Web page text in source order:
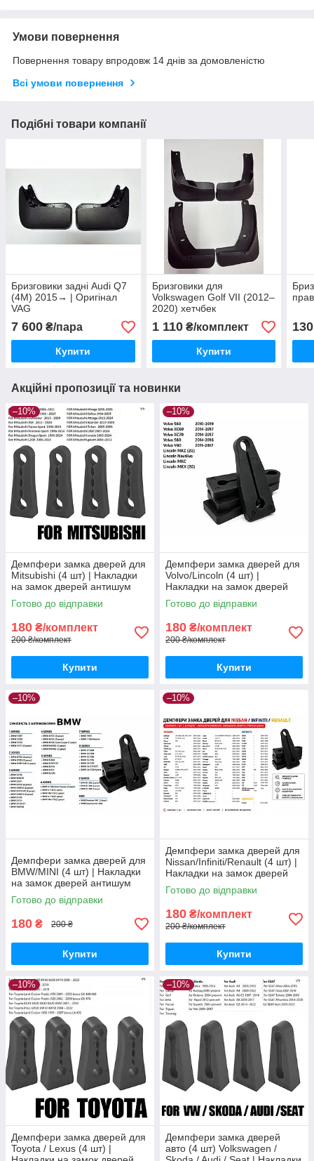
Умови повернення
Повернення товару впродовж 14 днів за домовленістю
Всі умови повернення
Подібні товари компанії
Бризговики задні Audi Q7
(4M) 2015→ | Оригінал
VAG
7 600 ₴/пара
Купити
Бризговики для
Volkswagen Golf VII (2012–
2020) хетчбек
1 110₴/комплект
Купити
130
Акційні пропозиції та новинки
–10%
Демпфери замка дверей для
Mitsubishi (4 шт) | Накладки
на замок дверей антишум
Готово до відправки
180 ₴/комплект
200 ₴/комплект
Купити
–10%
Демпфери замка дверей для
Volvo/Lincoln (4 шт) |
Накладки на замок дверей
антишум
Готово до відправки
180 ₴/комплект
200 ₴/комплект
Купити
–10%
Демпфери замка дверей для
BMW/MINI (4 шт) | Накладки
на замок дверей антишум
Готово до відправки
180 ₴ 200 ₴
Купити
–10%
Демпфери замка дверей для
Nissan/Infiniti/Renault (4 шт) |
Накладки на замок дверей
антишум
Готово до відправки
180 ₴/комплект
200 ₴/комплект
Купити
–10%
Демпфери замка дверей для
Toyota / Lexus (4 шт) |
–10%
Демпфери замка дверей
авто (4 шт) Volkswagen /